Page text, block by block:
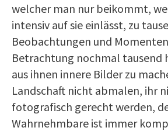
welcher man nur beikommt,
intensiv auf sie einlässt, zu
Beobachtungen und
Betrachtung nochmal tausend
aus ihnen innere Bilder zu
Landschaft nicht abmalen, ihr
fotografisch gerecht werden,
Wahrnehmbare ist immer